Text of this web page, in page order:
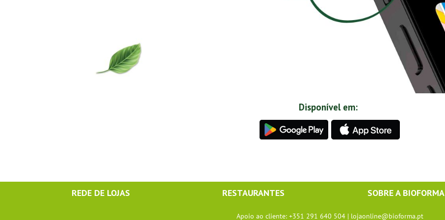
Disponível em:
REDE DE LOJAS RESTAURANTES SOBRE A BIOFORMA
Apoio ao cliente: +351 291 640 504 | lojaonline@bioforma.pt